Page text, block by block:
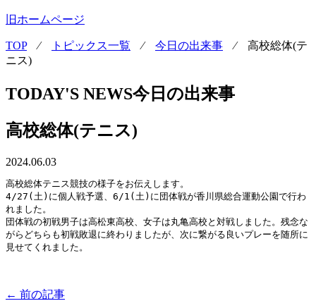
旧ホームページ
TOP⁄ トピックス一覧 ⁄ 今日の出来事 ⁄ 高校総体(テ
ニス)
TODAY'S NEWS今日の出来事
高校総体(テニス)
2024.06.03
高校総体テニス競技の様子をお伝えします。
4/27(土)に個人戦予選、6/1(土)に団体戦が香川県総合運動公園で行わ
れました。
団体戦の初戦男子は高松東高校、女子は丸亀高校と対戦しました。残念な
がらどちらも初戦敗退に終わりましたが、次に繋がる良いプレーを随所に
見せてくれました。
← 前の記事